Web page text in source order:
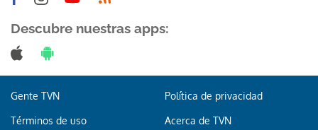
Descubre nuestras apps:
Gente TVN Política de privacidad
Términos de uso Acerca de TVN